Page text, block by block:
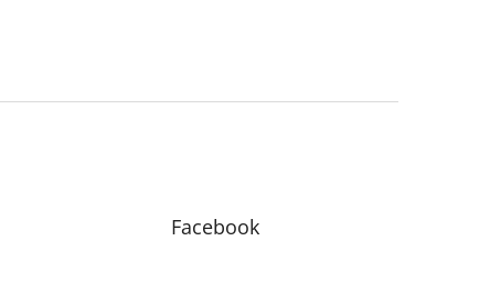
Facebook